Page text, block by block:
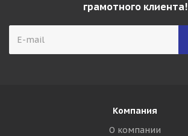
грамотного клиента!
Компания
О компании